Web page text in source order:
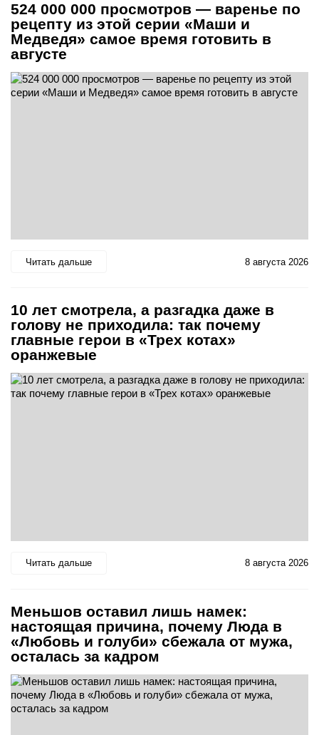
524 000 000 просмотров — варенье по
рецепту из этой серии «Маши и
Медведя» самое время готовить в
августе
Читать дальше 8 августа 2026
10 лет смотрела, а разгадка даже в
голову не приходила: так почему
главные герои в «Трех котах»
оранжевые
Читать дальше 8 августа 2026
Меньшов оставил лишь намек:
настоящая причина, почему Люда в
«Любовь и голуби» сбежала от мужа,
осталась за кадром